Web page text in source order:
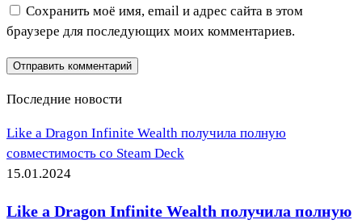
Сохранить моё имя, email и адрес сайта в этом
браузере для последующих моих комментариев.
Последние новости
Like a Dragon Infinite Wealth получила полную
совместимость со Steam Deck
15.01.2024
Like a Dragon Infinite Wealth получила полную